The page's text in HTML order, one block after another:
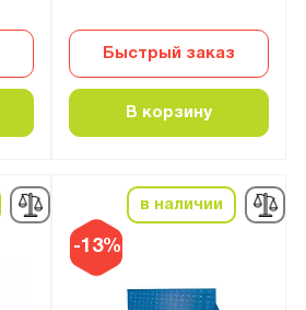
Быстрый заказ
В корзину
-13%
в наличии